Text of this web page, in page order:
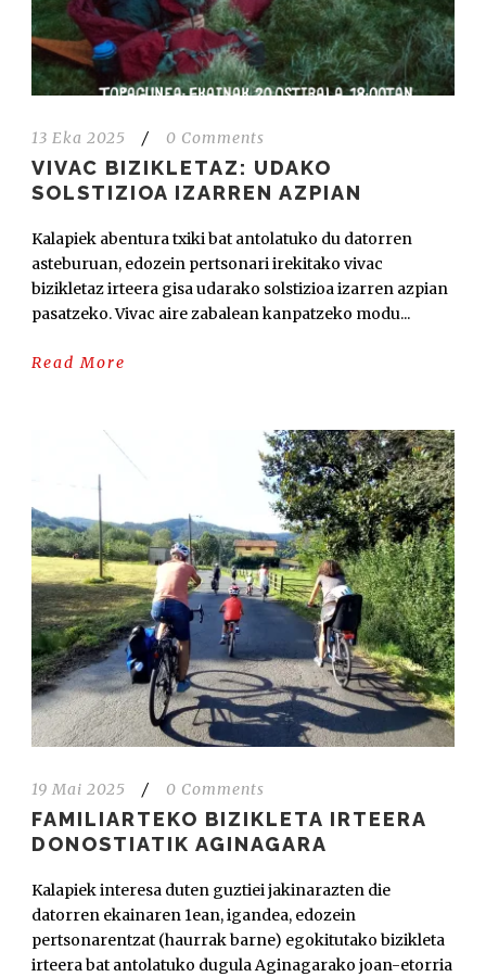
13 Eka 2025 / 0 Comments
VIVAC BIZIKLETAZ: UDAKO
SOLSTIZIOA IZARREN AZPIAN
Kalapiek abentura txiki bat antolatuko du datorren
asteburuan, edozein pertsonari irekitako vivac
bizikletaz irteera gisa udarako solstizioa izarren azpian
pasatzeko. Vivac aire zabalean kanpatzeko modu...
Read More
19 Mai 2025 / 0 Comments
FAMILIARTEKO BIZIKLETA IRTEERA
DONOSTIATIK AGINAGARA
Kalapiek interesa duten guztiei jakinarazten die
datorren ekainaren 1ean, igandea, edozein
pertsonarentzat (haurrak barne) egokitutako bizikleta
irteera bat antolatuko dugula Aginagarako joan-etorria